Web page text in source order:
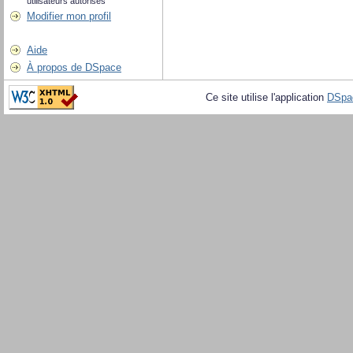
Modifier mon profil
Aide
À propos de DSpace
Ce site utilise l'application